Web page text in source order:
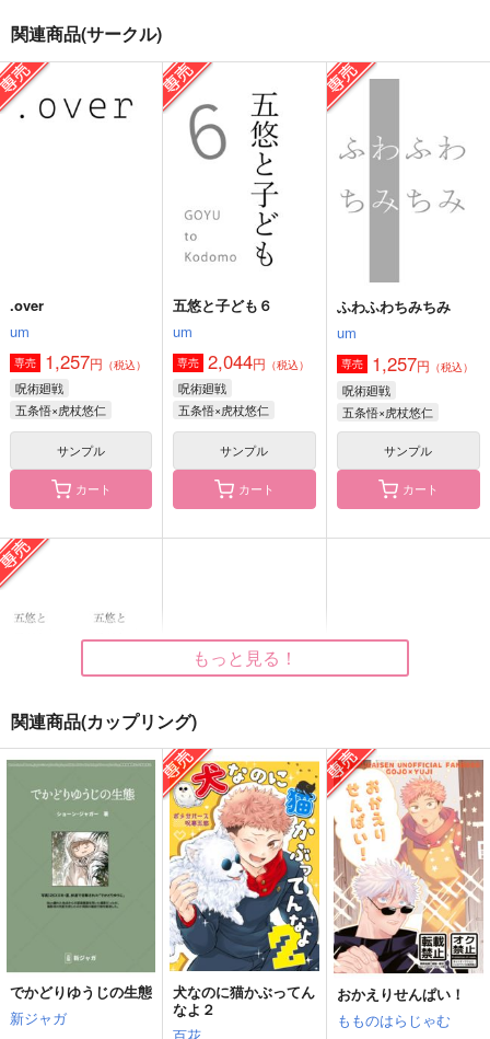
ふわふわちみちみ
um
リチュアルホロウ
bibi
1,100円 （税込）
五条悟×虎杖悠仁
サンプル
子虎ちゃんといっし
ゴビョウ
五条悟×虎杖悠仁
カタオモイ
787円 （税込）
作品詳細
五条悟×虎杖悠仁
或る男の記録
雪のかさぶた
ソレはソレ！コレはコ
関連商品(サークル)
.over
um
専売 1,257円 （税込）
呪術廻戦
五条悟×虎杖悠仁
サンプル
カート
五悠と子ども６
um
専売 2,044円 （税込）
呪術廻戦
五条悟×虎杖悠仁
サンプル
カート
ふわふわちみちみ
um
専売 1,257円 （税込）
呪術廻戦
五条悟×虎杖悠仁
サンプル
カート
ーエンド／短編集
3,457円（税込）
呪術廻戦
五条悟×虎杖悠仁
もっと見る！
関連商品(カップリング)
でかどりゆうじの生態
新ジャガ
犬なのに猫かぶってん
なよ２
おかえりせんぱい！
もものはらじゃむ